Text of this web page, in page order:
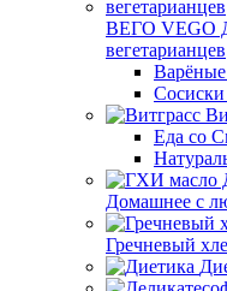
ВЕГО VEGO
вегетарианцев
Еда со
Домашнее с
Гречневый